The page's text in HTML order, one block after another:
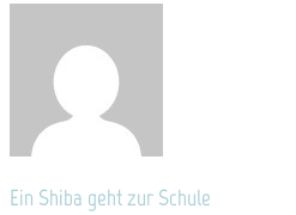
Ein Shiba geht zur Schule